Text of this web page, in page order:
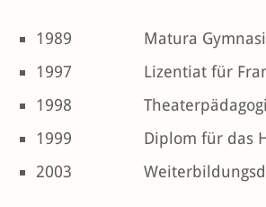
1989
Matura
1997
Lizentiat für
1998
1999
Diplom für das
2003